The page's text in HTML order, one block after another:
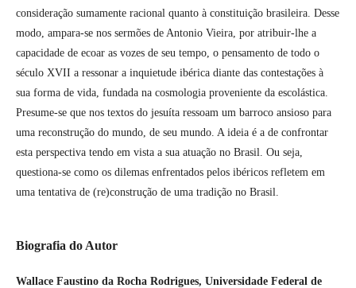
consideração sumamente racional quanto à constituição brasileira. Desse
modo, ampara-se nos sermões de Antonio Vieira, por atribuir-lhe a
capacidade de ecoar as vozes de seu tempo, o pensamento de todo o
século XVII a ressonar a inquietude ibérica diante das contestações à
sua forma de vida, fundada na cosmologia proveniente da escolástica.
Presume-se que nos textos do jesuíta ressoam um barroco ansioso para
uma reconstrução do mundo, de seu mundo. A ideia é a de confrontar
esta perspectiva tendo em vista a sua atuação no Brasil. Ou seja,
questiona-se como os dilemas enfrentados pelos ibéricos refletem em
uma tentativa de (re)construção de uma tradição no Brasil.
Biografia do Autor
Wallace Faustino da Rocha Rodrigues, Universidade Federal de